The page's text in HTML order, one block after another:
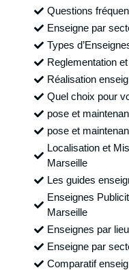
Questions
Enseigne par
Types
Reglementation
Réalisation
Quel choix pour
pose et
pose et
Localisation et
Marseille
Les guides
Enseignes
Marseille
Enseignes par
Enseigne par
Comparatif